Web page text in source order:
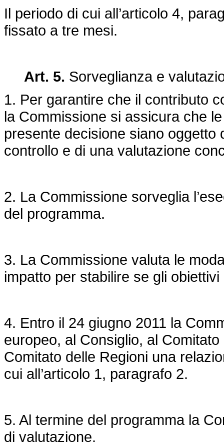
Il periodo di cui all’articolo 4,
fissato a tre mesi.
Art. 5. Sorveglianza e
1. Per garantire che il contributo
la Commissione si assicura che
presente decisione siano oggetto
controllo e di una valutazione
2. La Commissione sorveglia
del programma.
3. La Commissione valuta le
impatto per stabilire se gli
4. Entro il 24 giugno 2011 la
europeo, al Consiglio, al
Comitato delle Regioni una
cui all’articolo 1, paragrafo 2.
5. Al termine del programma la
di valutazione.